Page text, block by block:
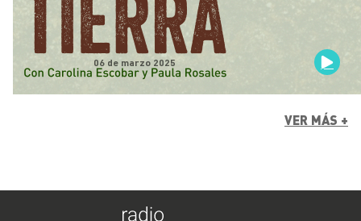
06 de marzo 2025
VER MÁS +